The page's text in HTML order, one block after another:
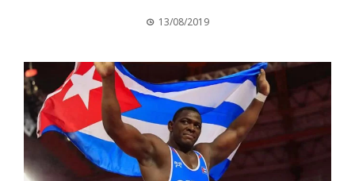
13/08/2019